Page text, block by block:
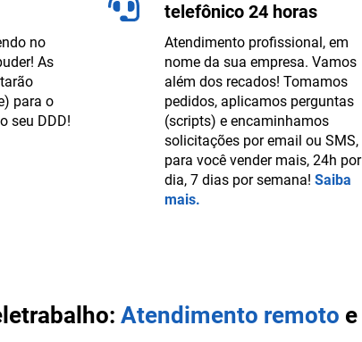
no
As
para o
seu DDD!
telefônico 24 horas
Atendimento profissional, em
nome da sua empresa. Vamos
além dos recados! Tomamos
pedidos, aplicamos perguntas
(scripts) e encaminhamos
solicitações por email ou SMS,
para você vender mais, 24h por
dia, 7 dias por semana! Saiba
mais.
Atendimento remoto e